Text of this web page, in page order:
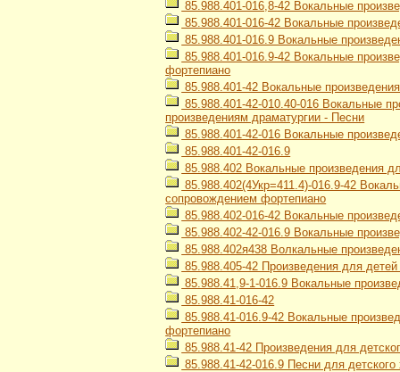
85.988.401-016,8-42 Вокальные
85.988.401-016-42 Вокальные
85.988.401-016.9 Вокальные
85.988.401-016.9-42 Вокальные
фортепиано
85.988.401-42 Вокальные
85.988.401-42-010.40-016 Вокальные
произведениям драматургии - Песни
85.988.401-42-016 Вокальные
85.988.401-42-016.9
85.988.402 Вокальные произведения
85.988.402(4Укр=411.4)-016.9-42
сопровождением фортепиано
85.988.402-016-42 Вокальные
85.988.402-42-016.9 Вокальные
85.988.402я438 Волкальные
85.988.405-42 Произведения для
85.988.41,9-1-016.9 Вокальные
85.988.41-016-42
85.988.41-016.9-42 Вокальные
фортепиано
85.988.41-42 Произведения для
85.988.41-42-016.9 Песни для